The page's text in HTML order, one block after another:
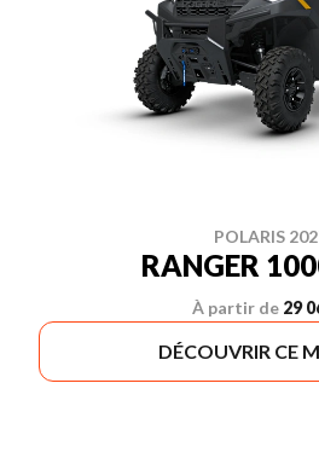
POLARIS
RANGER
À partir de 29
DÉCOUVRIR CE